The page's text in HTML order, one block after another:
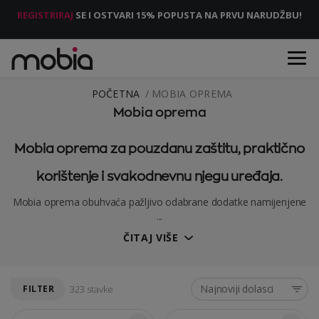
REGISTRIRAJ SE I OSTVARI 15% POPUSTA NA PRVU NARUDŽBU!
POČETNA MOBIA OPREMA
Mobia oprema
Mobia oprema za pouzdanu zaštitu, praktično
korištenje i svakodnevnu njegu uređaja.
Mobia oprema obuhvaća pažljivo odabrane dodatke namijenjene
...
ČITAJ VIŠE
FILTER 323 stavke Najnoviji dolasci